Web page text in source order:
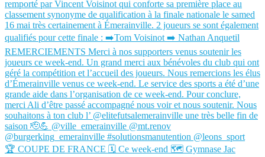
🏆 COUPE DE FRANCE 🗓️ Ce week-end 🗺️ Gymnase Jac